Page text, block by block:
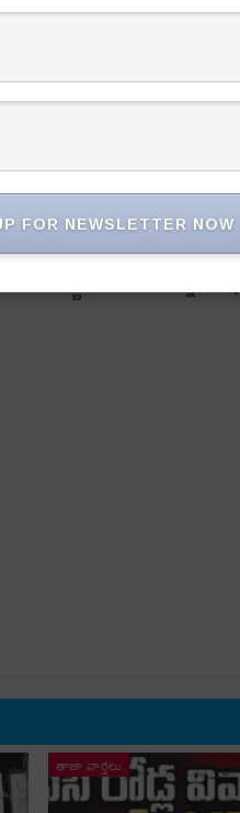
వేరే పార్టీలోకి జంప్ చేశారు.
ఎంఐఎం మొదటి సారిగా 32
ఐదుగురు ఎమ్మెల్యేలలో
ఎమ్మెల్యేలు ఆర్జేడీ పార్టీలో
నిర్ణయం
తాజా వార్తలు
FOR NEWSLETTER NOW